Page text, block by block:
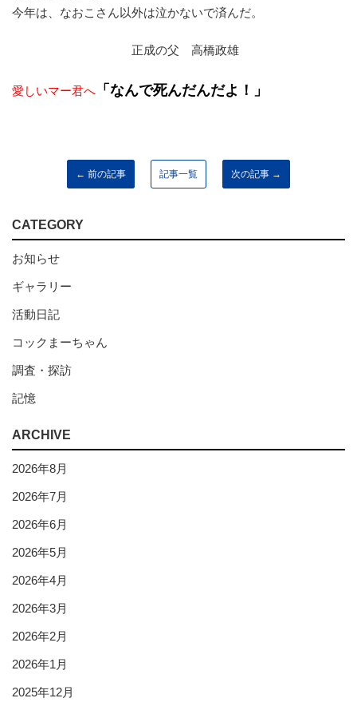
今年は、なおこさん以外は泣かないで済んだ。
正成の父 高橋政雄
愛しいマー君へ 「なんで死んだんだよ！」
← 前の記事 記事一覧 次の記事 →
CATEGORY
お知らせ
ギャラリー
活動日記
コックまーちゃん
調査・探訪
記憶
ARCHIVE
2026年8月
2026年7月
2026年6月
2026年5月
2026年4月
2026年3月
2026年2月
2026年1月
2025年12月